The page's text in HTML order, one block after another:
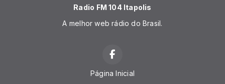
Radio FM 104 Itapolis
A melhor web rádio do Brasil.
Página Inicial